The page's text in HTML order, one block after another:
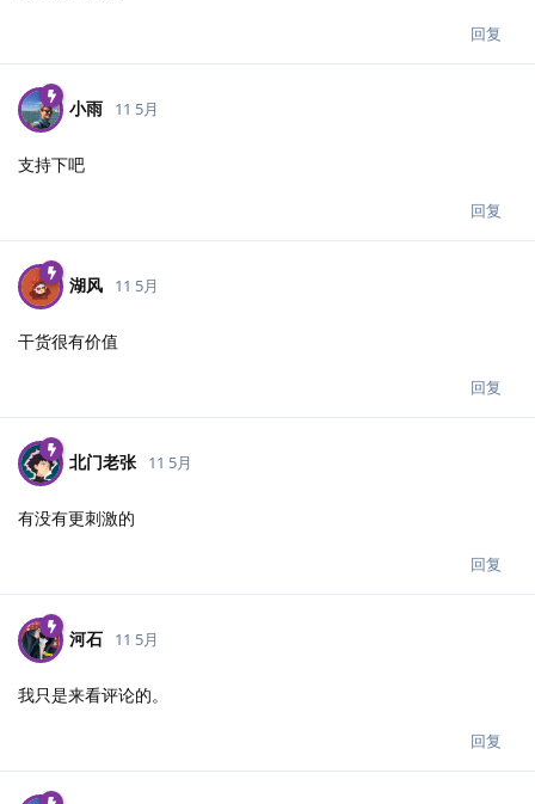
回复
小雨 11 5月
支持下吧
回复
湖风 11 5月
干货很有价值
回复
北门老张 11 5月
有没有更刺激的
回复
河石 11 5月
我只是来看评论的。
回复